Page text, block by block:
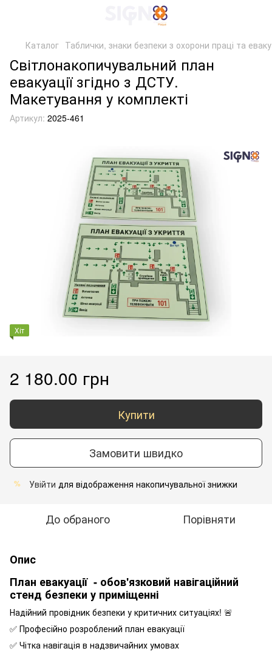
Каталог Таблички, знаки безпеки з охорони праці та
Світлонакопичувальний план
евакуації згідно з ДСТУ.
Макетування у комплекті
Артикул: 2025-461
Хіт
2 180.00 грн
Купити
Замовити швидко
% Увійти для відображення накопичувальної знижки
До обраного Порівняти
Опис
План евакуації - обов'язковий навігаційний
стенд безпеки у приміщенні
Надійний провідник безпеки у критичних ситуаціях! 🚨
✅ Професійно розроблений план евакуації
✅ Чітка навігація в надзвичайних умовах